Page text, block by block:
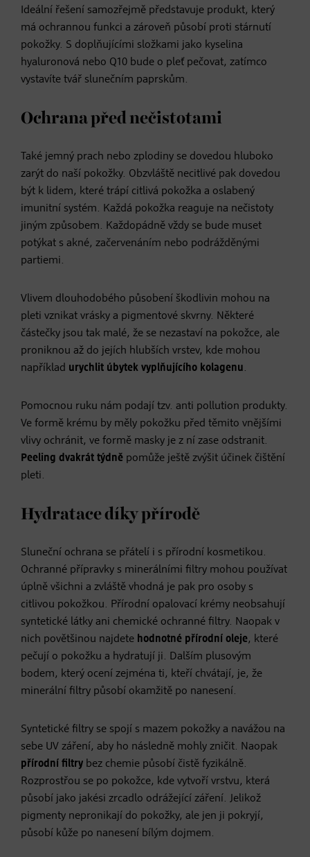
Ideální řešení samozřejmě představuje produkt, který
má ochrannou funkci a zároveň působí proti stárnutí
pokožky. S doplňujícími složkami jako kyselina
hyaluronová nebo Q10 bude o pleť pečovat, zatímco
vystavíte tvář slunečním paprskům.
Ochrana před nečistotami
Také jemný prach nebo zplodiny se dovedou hluboko
zarýt do naší pokožky. Obzvláště necitlivé pak dovedou
být k lidem, které trápí citlivá pokožka a oslabený
imunitní systém. Každá pokožka reaguje na nečistoty
jiným způsobem. Každopádně vždy se bude muset
potýkat s akné, začervenáním nebo podrážděnými
partiemi.
Vlivem dlouhodobého působení škodlivin mohou na
pleti vznikat vrásky a pigmentové skvrny. Některé
částečky jsou tak malé, že se nezastaví na pokožce, ale
proniknou až do jejích hlubších vrstev, kde mohou
například urychlit úbytek vyplňujícího kolagenu.
Pomocnou ruku nám podají tzv. anti pollution produkty.
Ve formě krému by měly pokožku před těmito vnějšími
vlivy ochránit, ve formě masky je z ní zase odstranit.
Peeling dvakrát týdně pomůže ještě zvýšit účinek čištění
pleti.
Hydratace díky přírodě
Sluneční ochrana se přátelí i s přírodní kosmetikou.
Ochranné přípravky s minerálními filtry mohou používat
úplně všichni a zvláště vhodná je pak pro osoby s
citlivou pokožkou. Přírodní opalovací krémy neobsahují
syntetické látky ani chemické ochranné filtry. Naopak v
nich povětšinou najdete hodnotné přírodní oleje, které
pečují o pokožku a hydratují ji. Dalším plusovým
bodem, který ocení zejména ti, kteří chvátají, je, že
minerální filtry působí okamžitě po nanesení.
Syntetické filtry se spojí s mazem pokožky a navážou na
sebe UV záření, aby ho následně mohly zničit. Naopak
přírodní filtry bez chemie působí čistě fyzikálně.
Rozprostřou se po pokožce, kde vytvoří vrstvu, která
působí jako jakési zrcadlo odrážející záření. Jelikož
pigmenty nepronikají do pokožky, ale jen ji pokryjí,
působí kůže po nanesení bílým dojmem.